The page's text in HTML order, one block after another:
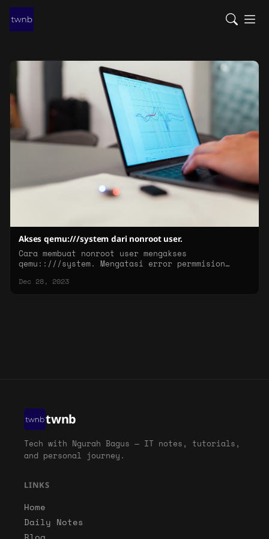
Akses qemu:///system dari nonroot user.
Cara membuat nonroot user mengakses
qemu::///system. Mengatasi error permmision
Dec 28, 2023
twnb
Tech with Ngurah Bagus — IT notes, tutorials,
and personal journey.
LINKS
Home
Daily Notes